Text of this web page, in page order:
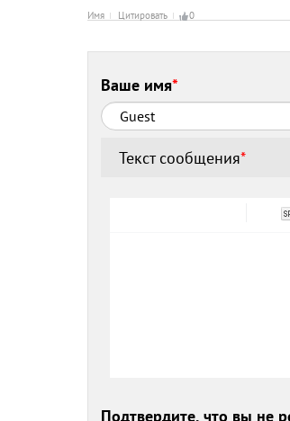
Имя Цитировать 0
Ваше имя*
Текст сообщения*
Подтвердите, что вы не